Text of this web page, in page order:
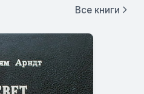
Все книги